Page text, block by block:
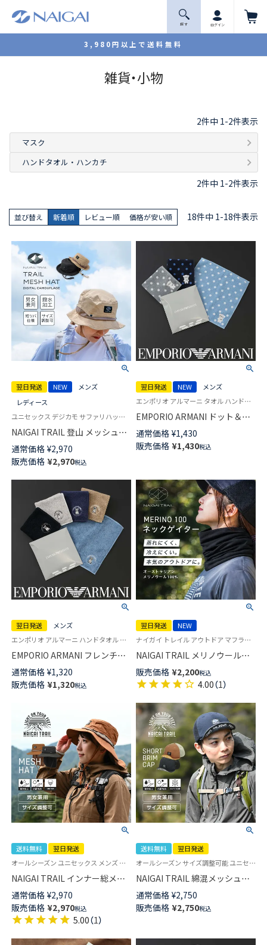
3,980円以上で送料無料
探 す ログイン
雑貨・小物
2件中 1-2件表示
マスク
ハンドタオル・ハンカチ
2件中 1-2件表示
並び替え 新着順 レビュー順 価格が安い順 18件中 1-18件表示
翌日発送 NEW
メンズ
レディース
ユニセックス デジカモ サファリハット 帽子 トレイルランニング キャンプ アウトドア
NAIGAI TRAIL 登山 メッシュ撥
水 バケットハット デジタルカ
モ柄 オールシーズン サイズ調
整 メンズ レディース 【365日最
短翌日発送】 90370811
通常価格 ¥2,970
販売価格 ¥2,970税込
翌日発送 NEW
メンズ
エンポリオ アルマーニ タオル ハンドタオル ハンカチ
EMPORIO ARMANI ドット＆マ
ンガベア 綿100％ ミニタオル
【365日最短翌日発送】
02340027
通常価格 ¥1,430
販売価格 ¥1,430税込
翌日発送
メンズ
エンポリオ アルマーニ ハンドタオル ハンカチ プレゼント
EMPORIO ARMANI フレンチブ
ルドッグ 綿100％ ミニタオル メ
ンズ【365日最短翌日発送】
02340029
通常価格 ¥1,320
販売価格 ¥1,320税込
翌日発送
NEW
ナイガイ トレイル アウトドア マフラー ネックカバー 登山 キャンプ
NAIGAI TRAIL メリノウール
100％ ネックゲイター 薄地
【365日最短翌日発送】
90370805
販売価格 ¥2,200税込
4.00（1）
送料無料
翌日発送
オールシーズン ユニセックス メンズ レディース メッシュ サファリハット 帽子 アウトドア 登山 トレイルランニング 父の日
NAIGAI TRAIL インナー総メッ
シュで乾き易い メッシュハット
登山 アウトドア 抗菌防臭加工
サイズ調整可能 【365日最短翌
日発送】90370802
通常価格 ¥2,970
販売価格 ¥2,970税込
5.00（1）
送料無料
翌日発送
オールシーズン サイズ調整可能 ユニセックス メンズ レディース 父の日アウトドア
NAIGAI TRAIL 綿混メッシュで
乾きやすい 短ツバ帽子 登山 ア
ウトドア用 SHORT BRIM CAP
2nd 抗菌防臭加工 【365日最短
通常価格 ¥2,750
販売価格 ¥2,750税込